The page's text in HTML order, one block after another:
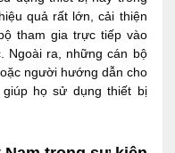
quả rất lớn, cải thiện
tham gia trực tiếp vào
Ngoài ra, những cán bộ
người hướng dẫn cho
họ sử dụng thiết bị